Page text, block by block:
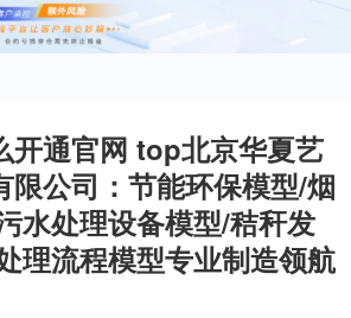
开通官网 top北京华夏艺
限公司：节能环保模型/烟
水处理设备模型/秸秆发
理流程模型专业制造领航